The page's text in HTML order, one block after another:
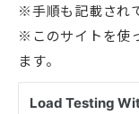
※手順も記載され
※このサイトを使
ます。